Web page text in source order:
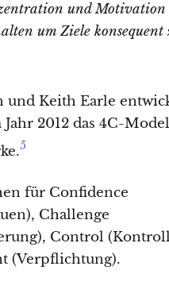
und Motivation
um Ziele konsequent
und Keith Earle
2012 das 4C-
5
für Confidence
Challenge
Control
(Verpflichtung).